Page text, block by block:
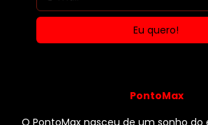
PontoMax
O PontoMax nasceu de um sonho do